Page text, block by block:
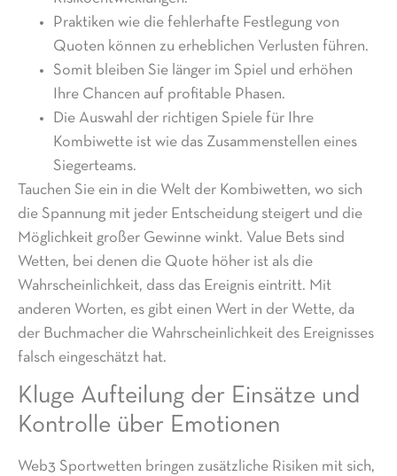
Praktiken wie die fehlerhafte Festlegung von
Quoten können zu erheblichen Verlusten führen.
Somit bleiben Sie länger im Spiel und erhöhen
Ihre Chancen auf profitable Phasen.
Die Auswahl der richtigen Spiele für Ihre
Kombiwette ist wie das Zusammenstellen eines
Siegerteams.
Tauchen Sie ein in die Welt der Kombiwetten, wo sich
die Spannung mit jeder Entscheidung steigert und die
Möglichkeit großer Gewinne winkt. Value Bets sind
Wetten, bei denen die Quote höher ist als die
Wahrscheinlichkeit, dass das Ereignis eintritt. Mit
anderen Worten, es gibt einen Wert in der Wette, da
der Buchmacher die Wahrscheinlichkeit des Ereignisses
falsch eingeschätzt hat.
Kluge Aufteilung der Einsätze und
Kontrolle über Emotionen
Web3 Sportwetten bringen zusätzliche Risiken mit sich,